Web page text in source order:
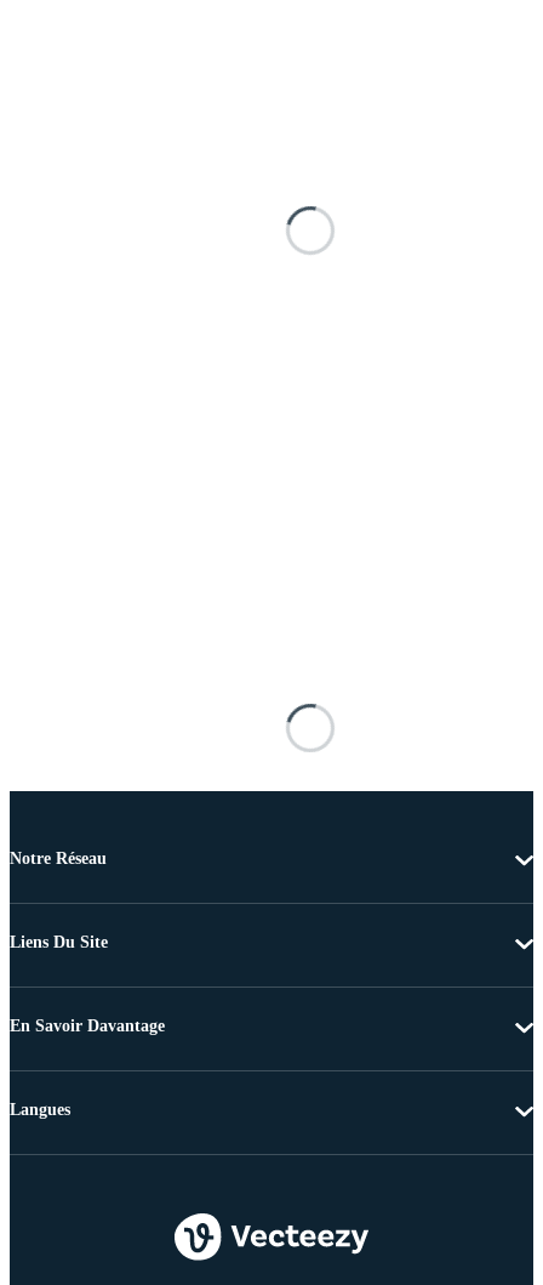
Notre Réseau
Liens Du Site
En Savoir Davantage
Langues